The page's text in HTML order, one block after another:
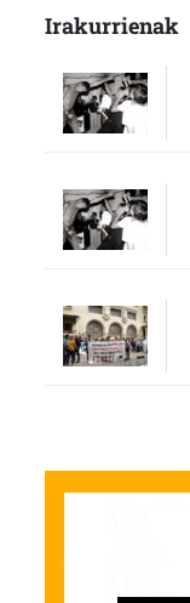
Irakurrienak